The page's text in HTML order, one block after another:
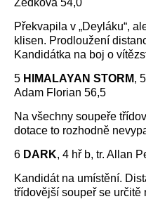
Zedková 54,0
Překvapila v „Deyláku“,
klisen. Prodloužení
Kandidátka na boj o
5 HIMALAYAN STORM,
Adam Florian 56,5
Na všechny soupeře
dotace to rozhodně
6 DARK, 4 hř b, tr. Allan
Kandidát na umístění.
třídovější soupeř se určitě